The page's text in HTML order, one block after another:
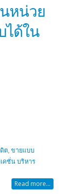
หน่วย
ได้ใน
ต,ขายแบบ
คชั่น บริหาร
Read more...